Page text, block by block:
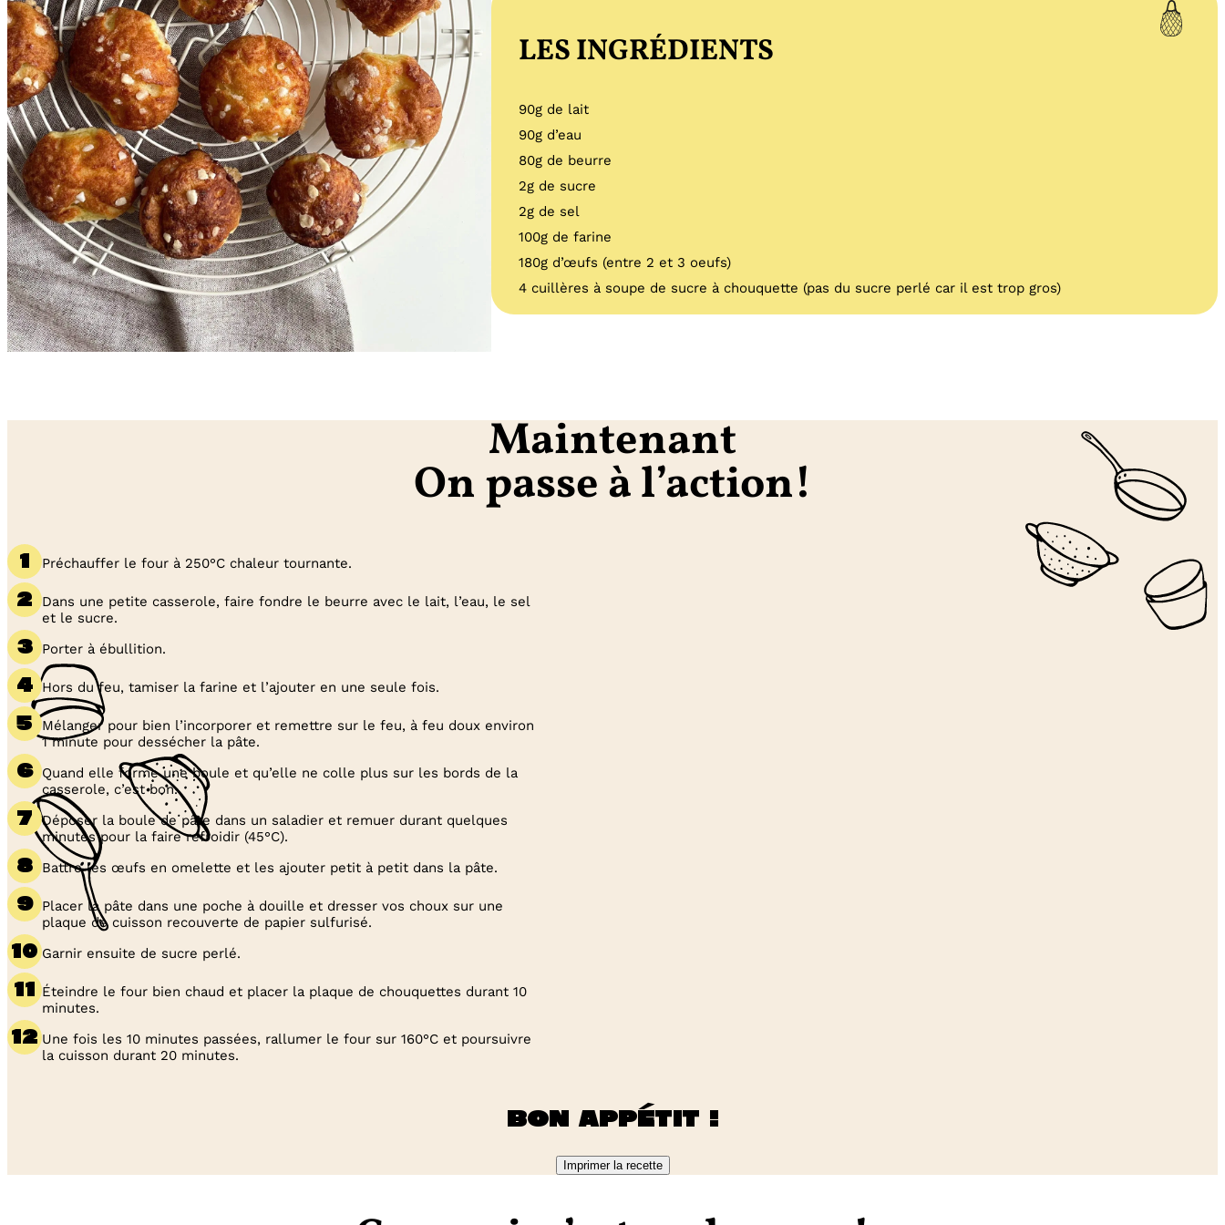
LES INGRÉDIENTS
90g de lait
90g d’eau
80g de beurre
2g de sucre
2g de sel
100g de farine
180g d’œufs (entre 2 et 3 oeufs)
4 cuillères à soupe de sucre à chouquette (pas du sucre perlé car il est trop gros)
Maintenant
On passe à l’action!
Préchauffer le four à 250°C chaleur tournante.
Dans une petite casserole, faire fondre le beurre avec le lait, l’eau, le sel
et le sucre.
Porter à ébullition.
Hors du feu, tamiser la farine et l’ajouter en une seule fois.
Mélanger pour bien l’incorporer et remettre sur le feu, à feu doux environ
1 minute pour dessécher la pâte.
Quand elle forme une boule et qu’elle ne colle plus sur les bords de la
casserole, c’est bon.
Déposer la boule de pâte dans un saladier et remuer durant quelques
minutes pour la faire refroidir (45°C).
Battre les œufs en omelette et les ajouter petit à petit dans la pâte.
Placer la pâte dans une poche à douille et dresser vos choux sur une
plaque de cuisson recouverte de papier sulfurisé.
Garnir ensuite de sucre perlé.
Éteindre le four bien chaud et placer la plaque de chouquettes durant 10
minutes.
Une fois les 10 minutes passées, rallumer le four sur 160°C et poursuivre
la cuisson durant 20 minutes.
Bon appétit !
Imprimer la recette